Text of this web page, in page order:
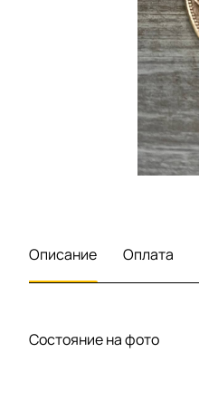
Описание Оплата
Состояние на фото